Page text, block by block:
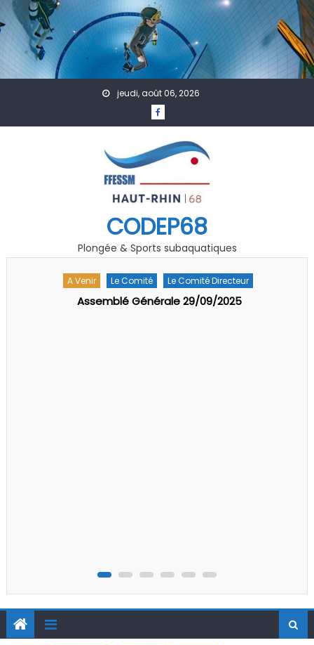
Skip to content
jeudi, août 06, 2026
CODEP68
Plongée & Sports subaquatiques
A Venir Actualités Formation Technique
Séminaire Pédago-Technique